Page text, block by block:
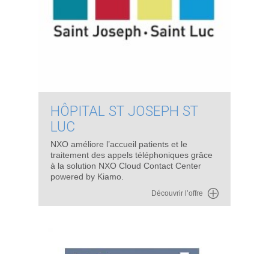
HÔPITAL ST JOSEPH ST
LUC
NXO améliore l’accueil patients et le
traitement des appels téléphoniques grâce
à la solution NXO Cloud Contact Center
powered by Kiamo.
Découvrir l’offre